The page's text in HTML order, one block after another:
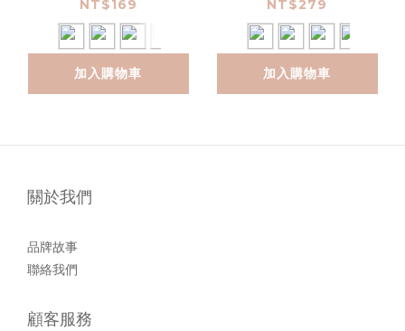
NT$169
加入購物車
NT$279
加入購物車
關於我們
品牌故事
聯絡我們
顧客服務